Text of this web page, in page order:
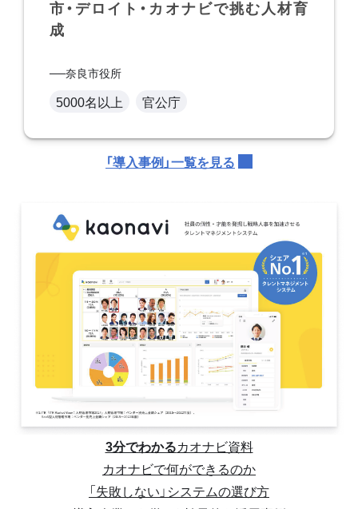
市・デロイト・カオナビで挑む人材育
成
奈良市役所
5000名以上 官公庁
「導入事例」一覧を見る
3分でわかるカオナビ資料
カオナビで何ができるのか
「失敗しない」システムの選び方